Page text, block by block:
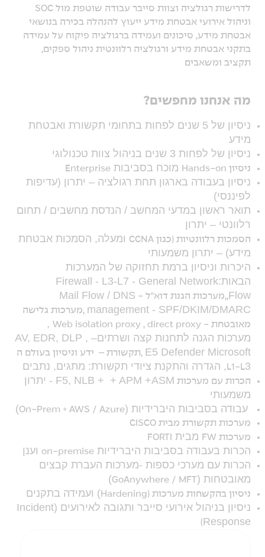
לדרישות רגולציה וצוות סייבר עבודה שוטפת מול SOC
וניהול אירועי אבטחת מידע ייעוץ להנהלה בכירה בנושאי
אבטחת מידע, סיכונים ועמידה ברגולציה פיקוח על עמידה
בתקני אבטחת מידע ורגולציה רלוונטית ניהול ספקים,
תקציב ומשאבים
מה אנחנו מחפשים?
ניסיון של 5 שנים לפחות בתחומי תקשורת ואבטחת
מידע
ניסיון של לפחות 3 שנים בניהול צוות טכנולוגי
ניסיון Hands-on מוכח בסביבות Enterprise
ניסיון בעבודה בארגון תחת רגולציה – יתרון (עדיפות
לפיננסי)
תואר ראשון במדעי המחשב / הנדסת מחשבים / תחום
רלוונטי – יתרון
הסמכות רלוונטיות (כגון CCNA
ומעלה, הסמכות אבטחת
מידע) – יתרון משמעותי
היכרות וניסיון ברמת תחזוקה של המערכות
הבאות:Firewall - L3-L7 - General Network
Flow,,מערכות הגנת דוא"ל - Mail Flow / DNS
management - SPF/DKIM/DMARC ,מערכות גלישה
מאובטחת - Web isolation proxy , direct proxy
,
מערכות הגנה לתחנות קצה ושרתים– AV, EDR, DLP ,
E5 Defender Microsoft ,תקשורת – ידע וניסיון בעולם ה
L1-L3, הגדרה והתקנת ציודי תקשורת: מתגים, נתבים
הכרות עם מערכות F5, NLB + + APM +ASM - יתרון
משמעותי
עבודה בסביבות היברידיות (On-Prem + AWS / Azure
)
מערכות תקשורת מבית CISCO
מערכות FW
מבית FORTI
הכרות בעבודה בסביבות היברידיות on-premise וענן
הכרות עם מערכי כספות -מערכות העברת קבצים
מאובטחות (GoAnywhere / MFT
)
ניסיון בהקשחות מערכות (Hardening
) ועמידה בתקנים
ניסיון בניהול אירועי סייבר ותגובה לאירועים (Incident
Response
)